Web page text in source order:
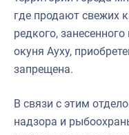
Большая
События в России и
где продают свежих
редкого,
окуня Ауху,
запрещена.
В связи с этим
надзора и